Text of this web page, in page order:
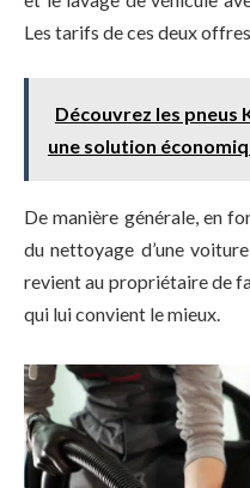
Les tarifs de ces deux
Découvrez les pneus
une solution
De manière générale, en
du nettoyage d’une
revient au propriétaire de
qui lui convient le mieux.